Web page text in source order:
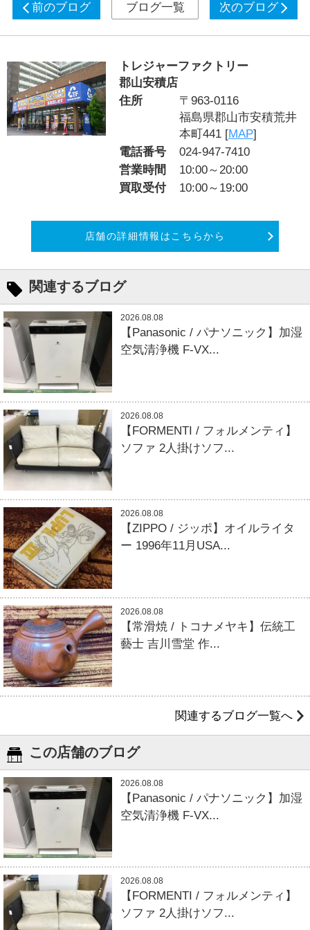
前のブログ ブログ一覧 次のブログ
トレジャーファクトリー
郡山安積店
住所
〒963-0116
福島県郡山市安積荒井
本町441 [MAP]
電話番号
024-947-7410
営業時間
10:00～20:00
買取受付
10:00～19:00
店舗の詳細情報はこちらから
関連するブログ
2026.08.08
【Panasonic / パナソニック】加湿
空気清浄機 F-VX...
2026.08.08
【FORMENTI / フォルメンティ】
ソファ 2人掛けソフ...
2026.08.08
【ZIPPO / ジッポ】オイルライタ
ー 1996年11月USA...
2026.08.08
【常滑焼 / トコナメヤキ】伝統工
藝士 吉川雪堂 作...
関連するブログ一覧へ
この店舗のブログ
2026.08.08
【Panasonic / パナソニック】加湿
空気清浄機 F-VX...
2026.08.08
【FORMENTI / フォルメンティ】
ソファ 2人掛けソフ...